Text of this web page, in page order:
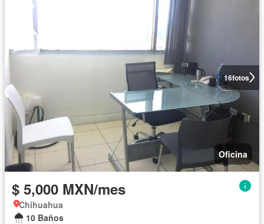
16fotos
Oficina
$ 5,000 MXN/mes
Chihuahua
10 Baños